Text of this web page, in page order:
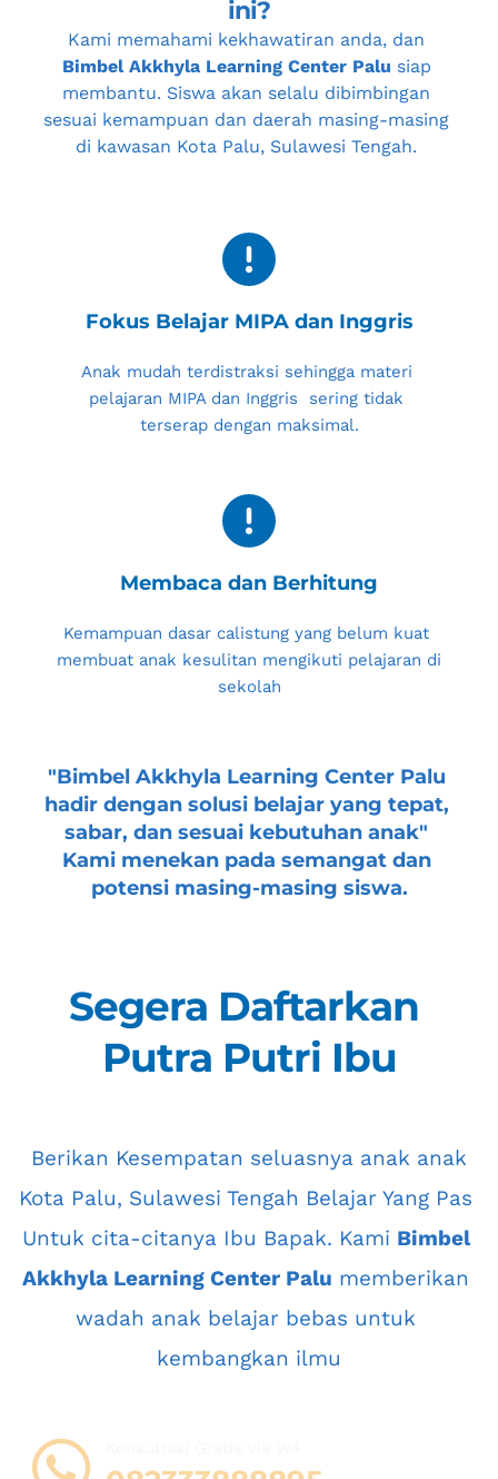
ini?
Bimbel Akkhyla Learning Center Palu siap
membantu. Siswa akan selalu dibimbingan
sesuai kemampuan dan daerah masing-masing
di kawasan Kota Palu, Sulawesi Tengah.
Fokus Belajar MIPA dan Inggris
Anak mudah terdistraksi sehingga materi
pelajaran MIPA dan Inggris  sering tidak
terserap dengan maksimal.
Membaca dan Berhitung
Kemampuan dasar calistung yang belum kuat
membuat anak kesulitan mengikuti pelajaran di
sekolah
"Bimbel Akkhyla Learning Center Palu
hadir dengan solusi belajar yang tepat,
sabar, dan sesuai kebutuhan anak"
Kami menekan pada semangat dan
potensi masing-masing siswa.
Segera Daftarkan
Putra Putri Ibu
Kota Palu, Sulawesi Tengah Belajar Yang Pas
Untuk cita-citanya Ibu Bapak. Kami Bimbel
Akkhyla Learning Center Palu memberikan
wadah anak belajar bebas untuk
kembangkan ilmu